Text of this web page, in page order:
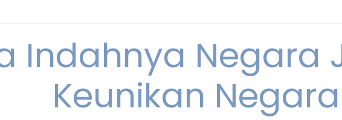
Indahnya Negara
Keunikan